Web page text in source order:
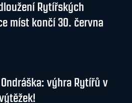
Rytířských
míst končí 30. června
výhra Rytířů v